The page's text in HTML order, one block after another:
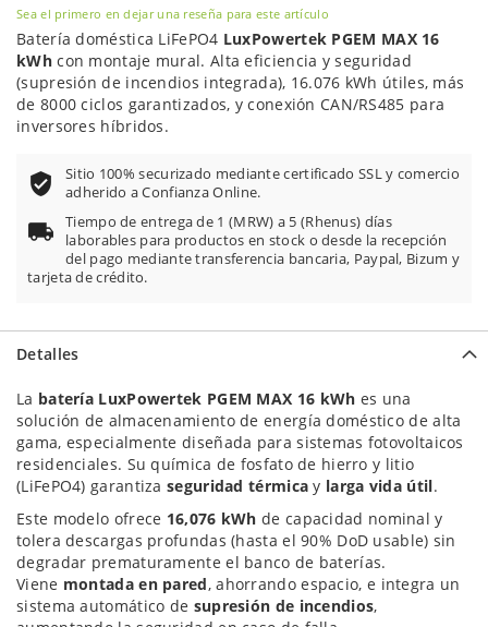
Sea el primero en dejar una reseña para este artículo
Batería doméstica LiFePO4 LuxPowertek PGEM MAX 16
kWhcon montaje mural. Alta eficiencia y seguridad
(supresión de incendios integrada), 16.076 kWh útiles, más
de 8000 ciclos garantizados, y conexión CAN/RS485 para
inversores híbridos.
Sitio 100% securizado mediante certificado SSL y comercio
adherido a Confianza Online.
Tiempo de entrega de 1 (MRW) a 5 (Rhenus) días
laborables para productos en stock o desde la recepción
del pago mediante transferencia bancaria, Paypal, Bizum y
tarjeta de crédito.
Detalles
La batería LuxPowertek PGEM MAX 16 kWh es una
solución de almacenamiento de energía doméstico de alta
gama, especialmente diseñada para sistemas fotovoltaicos
residenciales. Su química de fosfato de hierro y litio
(LiFePO4) garantizaseguridad térmica y larga vida útil.
Este modelo ofrece 16,076 kWh de capacidad nominal y
tolera descargas profundas (hasta el 90% DoD usable) sin
degradar prematuramente el banco de baterías.
Viene montada en pared, ahorrando espacio, e integra un
sistema automático de supresión de incendios,